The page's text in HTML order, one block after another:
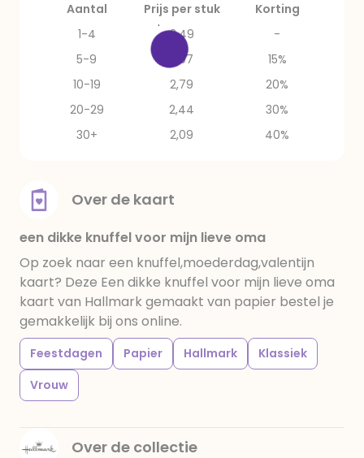
Aantal Prijs per stuk
Korting
1-4
3,49
-
5-9
2,97
15%
10-19
2,79
20%
20-29
2,44
30%
30+
2,09 40%
Over de kaart
een dikke knuffel voor mijn lieve oma
Op zoek naar een knuffel,moederdag,valentijn
kaart? Deze Een dikke knuffel voor mijn lieve oma
kaart van Hallmark gemaakt van papier bestel je
gemakkelijk bij ons online.
Feestdagen Papier Hallmark
Klassiek
Vrouw
Over de collectie